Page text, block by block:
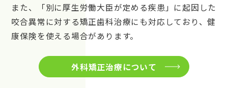
また、「別に厚生労働大臣が定める疾患」に起因した
咬合異常に対する矯正歯科治療にも対応しており、健
康保険を使える場合があります。
外科矯正治療について